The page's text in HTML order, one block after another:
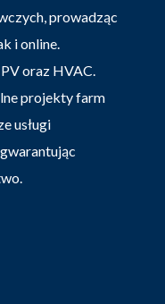
prowadząc
i online.
oraz HVAC.
projekty farm
usługi